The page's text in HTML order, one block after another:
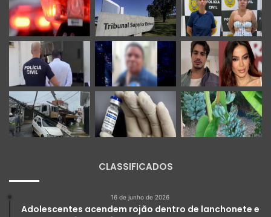
CLASSIFICADOS
16 de junho de 2026
Adolescentes acendem rojão dentro de lanchonete e